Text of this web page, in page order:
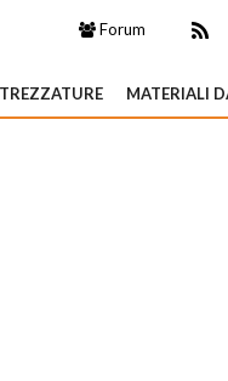
Forum
MATERIALI